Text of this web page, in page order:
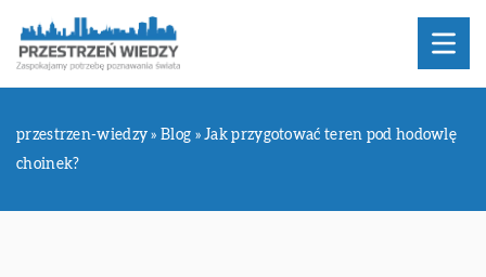
przestrzen-wiedzy »Blog »Jak przygotować teren pod hodowlę
choinek?